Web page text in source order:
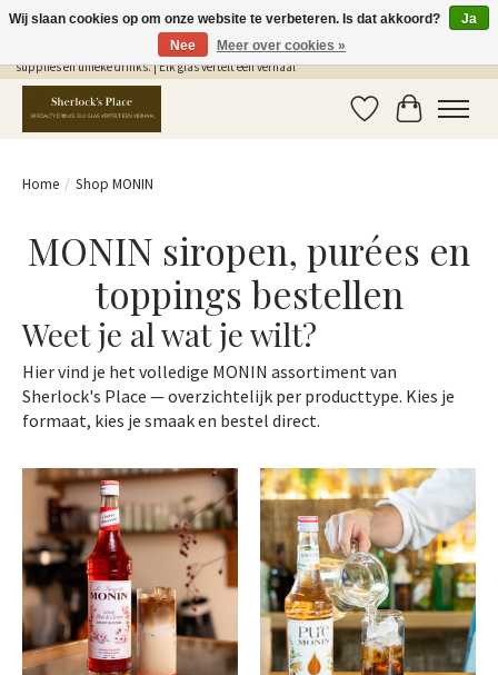
Gratis Verzending in NL vanaf €75,- | Sherlocks Place: dé plek voor MONIN siropen, bar
supplies en unieke drinks. | Elk glas vertelt een verhaal
Verlanglijst
Home / Shop MONIN
MONIN siropen, purées en
toppings bestellen
Weet je al wat je wilt?
Hier vind je het volledige MONIN assortiment van
Sherlock's Place — overzichtelijk per producttype. Kies je
formaat, kies je smaak en bestel direct.
Wij slaan cookies op om onze website te verbeteren. Is dat akkoord?
Ja
Nee
Meer over cookies »